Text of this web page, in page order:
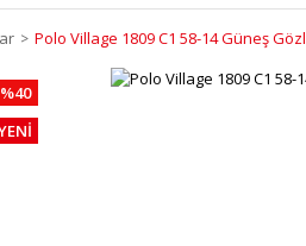
Polo Village 1809 C1 58-14 Güneş
%40